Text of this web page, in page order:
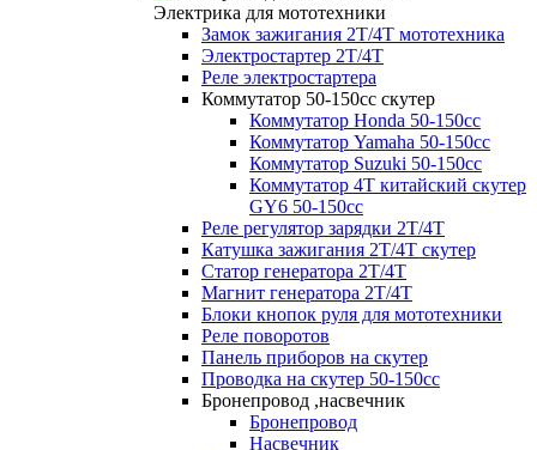
Электрика для мототехники
Замок зажигания 2Т/4Т мототехника
Электростартер 2Т/4Т
Реле электростартера
Коммутатор 50-150сс скутер
Коммутатор Honda 50-150cc
Коммутатор Yamaha 50-150cc
Коммутатор Suzuki 50-150cc
Коммутатор 4Т китайский скутер
GY6 50-150cc
Реле регулятор зарядки 2Т/4Т
Катушка зажигания 2Т/4Т скутер
Статор генератора 2Т/4Т
Магнит генератора 2Т/4Т
Блоки кнопок руля для мототехники
Реле поворотов
Панель приборов на скутер
Проводка на скутер 50-150сс
Бронепровод ,насвечник
Бронепровод
Насвечник